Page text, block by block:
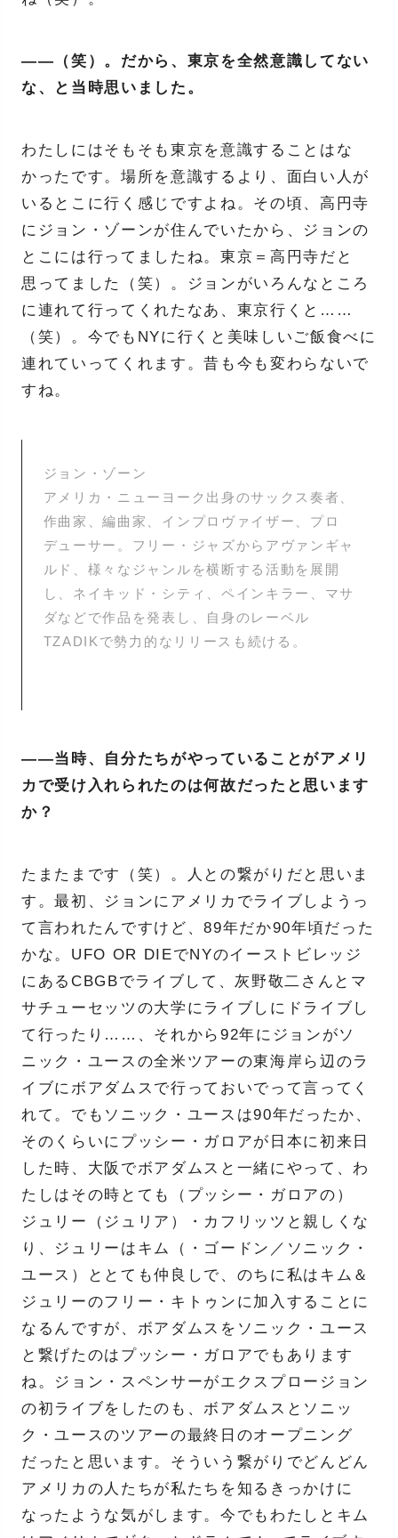
——（笑）。だから、東京を全然意識してない
な、と当時思いました。
わたしにはそもそも東京を意識することはな
かったです。場所を意識するより、面白い人が
いるとこに行く感じですよね。その頃、高円寺
にジョン・ゾーンが住んでいたから、ジョンの
とこには行ってましたね。東京＝高円寺だと
思ってました（笑）。ジョンがいろんなところ
に連れて行ってくれたなあ、東京行くと……
（笑）。今でもNYに行くと美味しいご飯食べに
連れていってくれます。昔も今も変わらないで
すね。
ジョン・ゾーン
アメリカ・ニューヨーク出身のサックス奏者、
作曲家、編曲家、インプロヴァイザー、プロ
デューサー。フリー・ジャズからアヴァンギャ
ルド、様々なジャンルを横断する活動を展開
し、ネイキッド・シティ、ペインキラー、マサ
ダなどで作品を発表し、自身のレーベル
TZADIKで勢力的なリリースも続ける。
——当時、自分たちがやっていることがアメリ
カで受け入れられたのは何故だったと思います
か？
たまたまです（笑）。人との繋がりだと思いま
す。最初、ジョンにアメリカでライブしようっ
て言われたんですけど、89年だか90年頃だった
かな。UFO OR DIEでNYのイーストビレッジ
にあるCBGBでライブして、灰野敬二さんとマ
サチューセッツの大学にライブしにドライブし
て行ったり……、それから92年にジョンがソ
ニック・ユースの全米ツアーの東海岸ら辺のラ
イブにボアダムスで行っておいでって言ってく
れて。でもソニック・ユースは90年だったか、
そのくらいにプッシー・ガロアが日本に初来日
した時、大阪でボアダムスと一緒にやって、わ
たしはその時とても（プッシー・ガロアの）
ジュリー（ジュリア）・カフリッツと親しくな
り、ジュリーはキム（・ゴードン／ソニック・
ユース）ととても仲良しで、のちに私はキム＆
ジュリーのフリー・キトゥンに加入することに
なるんですが、ボアダムスをソニック・ユース
と繋げたのはプッシー・ガロアでもあります
ね。ジョン・スペンサーがエクスプロージョン
の初ライブをしたのも、ボアダムスとソニッ
ク・ユースのツアーの最終日のオープニング
だったと思います。そういう繋がりでどんどん
アメリカの人たちが私たちを知るきっかけに
なったような気がします。今でもわたしとキム